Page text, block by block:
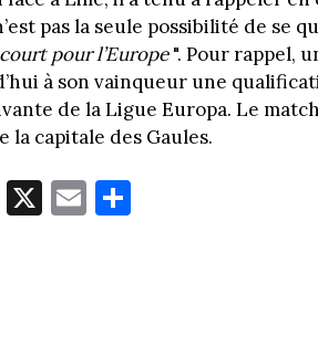
pas la seule possibilité de se
pour l’Europe". Pour rappel,
à son vainqueur une
de la Ligue Europa. Le
la capitale des Gaules.
W
ha
X E
m